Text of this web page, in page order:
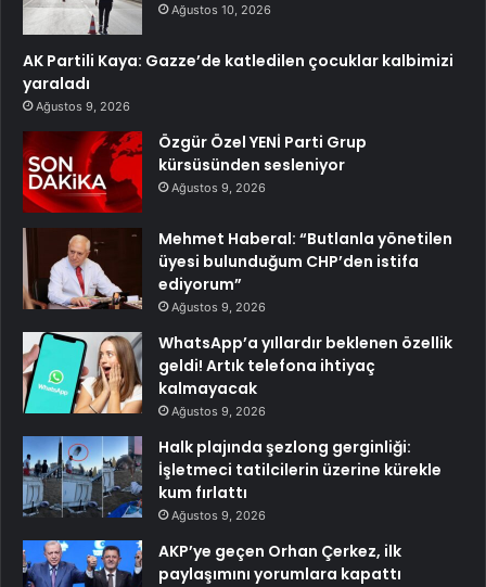
Ağustos 10, 2026
AK Partili Kaya: Gazze’de katledilen çocuklar kalbimizi
yaraladı
Ağustos 9, 2026
Özgür Özel YENİ Parti Grup
kürsüsünden sesleniyor
Ağustos 9, 2026
Mehmet Haberal: “Butlanla yönetilen
üyesi bulunduğum CHP’den istifa
ediyorum”
Ağustos 9, 2026
WhatsApp’a yıllardır beklenen özellik
geldi! Artık telefona ihtiyaç
kalmayacak
Ağustos 9, 2026
Halk plajında şezlong gerginliği:
İşletmeci tatilcilerin üzerine kürekle
kum fırlattı
Ağustos 9, 2026
AKP’ye geçen Orhan Çerkez, ilk
paylaşımını yorumlara kapattı